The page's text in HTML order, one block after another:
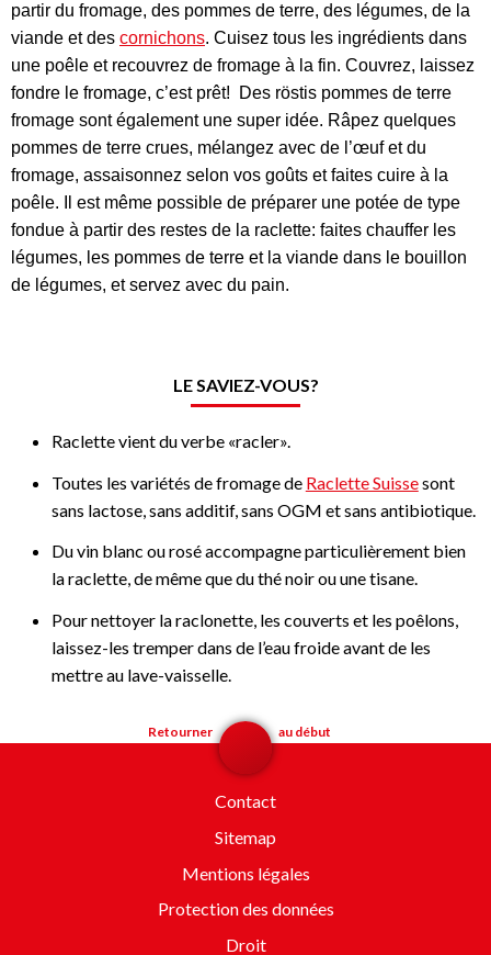
partir du fromage, des pommes de terre, des légumes, de la
viande et des cornichons. Cuisez tous les ingrédients dans
une poêle et recouvrez de fromage à la fin. Couvrez, laissez
fondre le fromage, c’est prêt! Des röstis pommes de terre
fromage sont également une super idée. Râpez quelques
pommes de terre crues, mélangez avec de l’œuf et du
fromage, assaisonnez selon vos goûts et faites cuire à la
poêle. Il est même possible de préparer une potée de type
fondue à partir des restes de la raclette: faites chauffer les
légumes, les pommes de terre et la viande dans le bouillon
de légumes, et servez avec du pain.
LE SAVIEZ-VOUS?
Raclette vient du verbe «racler».
Toutes les variétés de fromage de Raclette Suissesont
sans lactose, sans additif, sans OGM et sans antibiotique.
Du vin blanc ou rosé accompagne particulièrement bien
la raclette, de même que du thé noir ou une tisane.
Pour nettoyer la raclonette, les couverts et les poêlons,
laissez-les tremper dans de l’eau froide avant de les
mettre au lave-vaisselle.
Retourner au début
Contact
Sitemap
Mentions légales
Protection des données
Droit